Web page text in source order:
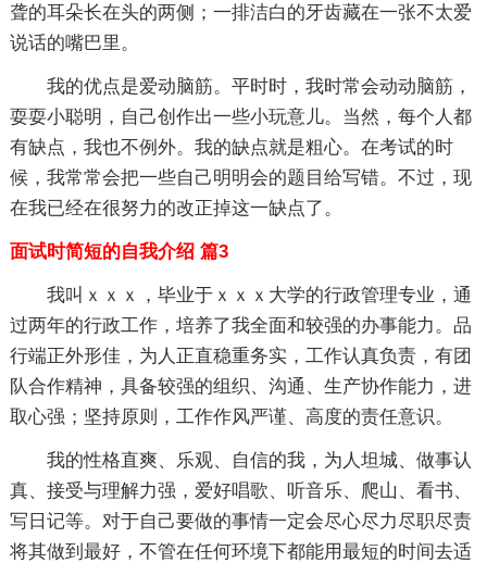
聋的耳朵长在头的两侧；一排洁白的牙齿藏在一张不太爱
说话的嘴巴里。
我的优点是爱动脑筋。平时时，我时常会动动脑筋，
耍耍小聪明，自己创作出一些小玩意儿。当然，每个人都
有缺点，我也不例外。我的缺点就是粗心。在考试的时
候，我常常会把一些自己明明会的题目给写错。不过，现
在我已经在很努力的改正掉这一缺点了。
面试时简短的自我介绍 篇3
我叫ｘｘｘ，毕业于ｘｘｘ大学的行政管理专业，通
过两年的行政工作，培养了我全面和较强的办事能力。品
行端正外形佳，为人正直稳重务实，工作认真负责，有团
队合作精神，具备较强的组织、沟通、生产协作能力，进
取心强；坚持原则，工作作风严谨、高度的责任意识。
我的性格直爽、乐观、自信的我，为人坦城、做事认
真、接受与理解力强，爱好唱歌、听音乐、爬山、看书、
写日记等。对于自己要做的事情一定会尽心尽力尽职尽责
将其做到最好，不管在任何环境下都能用最短的时间去适